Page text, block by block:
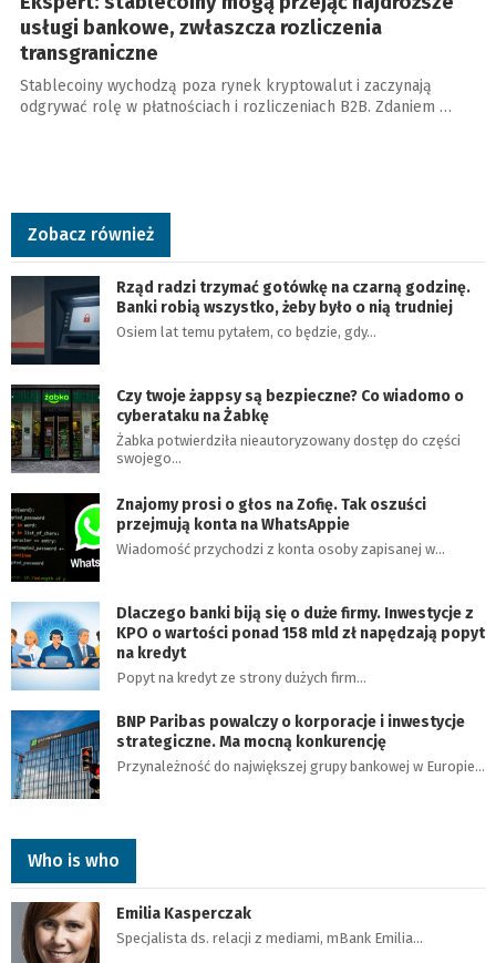
usługi bankowe, zwłaszcza rozliczenia
transgraniczne
Stablecoiny wychodzą poza rynek kryptowalut i zaczynają
odgrywać rolę w płatnościach i rozliczeniach B2B. Zdaniem …
Zobacz również
Rząd radzi trzymać gotówkę na czarną godzinę.
Banki robią wszystko, żeby było o nią trudniej
Osiem lat temu pytałem, co będzie, gdy…
Czy twoje żappsy są bezpieczne? Co wiadomo o
cyberataku na Żabkę
Żabka potwierdziła nieautoryzowany dostęp do części
swojego…
Znajomy prosi o głos na Zofię. Tak oszuści
przejmują konta na WhatsAppie
Wiadomość przychodzi z konta osoby zapisanej w…
Dlaczego banki biją się o duże firmy. Inwestycje z
KPO o wartości ponad 158 mld zł napędzają popyt
na kredyt
Popyt na kredyt ze strony dużych firm…
BNP Paribas powalczy o korporacje i inwestycje
strategiczne. Ma mocną konkurencję
Przynależność do największej grupy bankowej w Europie…
Who is who
Emilia Kasperczak
Specjalista ds. relacji z mediami, mBank Emilia…